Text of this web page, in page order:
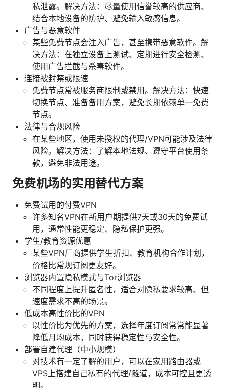
私泄露。解决方法：尽量使用信誉较高的供应商、
结合本地设备的防护、避免输入敏感信息。
广告与恶意软件
某些免费节点会注入广告，甚至携带恶意软件。解
决方法：在独立设备上测试、定期进行安全检测、
使用广告拦截与杀毒软件。
连接被封禁或限速
免费节点常被服务商限制或禁用。解决方法：快速
切换节点、准备备用方案，避免长期依赖单一免费
节点。
法律与合规风险
在某些地区，使用未授权的代理/VPN可能涉及法律
风险。解决方法：了解本地法规、遵守平台使用条
款，避免非法用途。
免费机场的实用替代方案
免费试用的付费VPN
许多知名VPN在新用户期提供7天或30天的免费试
用，通常性能更稳定、隐私保护更强。
学生/教育资源优惠
某些VPN厂商提供学生折扣、教育机构合作计划，
价格比常规订阅更友好。
浏览器内置隐私模式与Tor浏览器
不同程度上提升匿名性，适合对隐私要求较高、但
速度需求不高的场景。
低成本高性价比的VPN
以性价比为优先的方案，选择年度订阅常常能显著
降低月均成本，同时获得稳定性与安全性。
部署自建代理（中小规模）
对技术有一定了解的用户，可以在家用路由器或
VPS上搭建自己私有的代理/隧道，成本可控且更透
明。